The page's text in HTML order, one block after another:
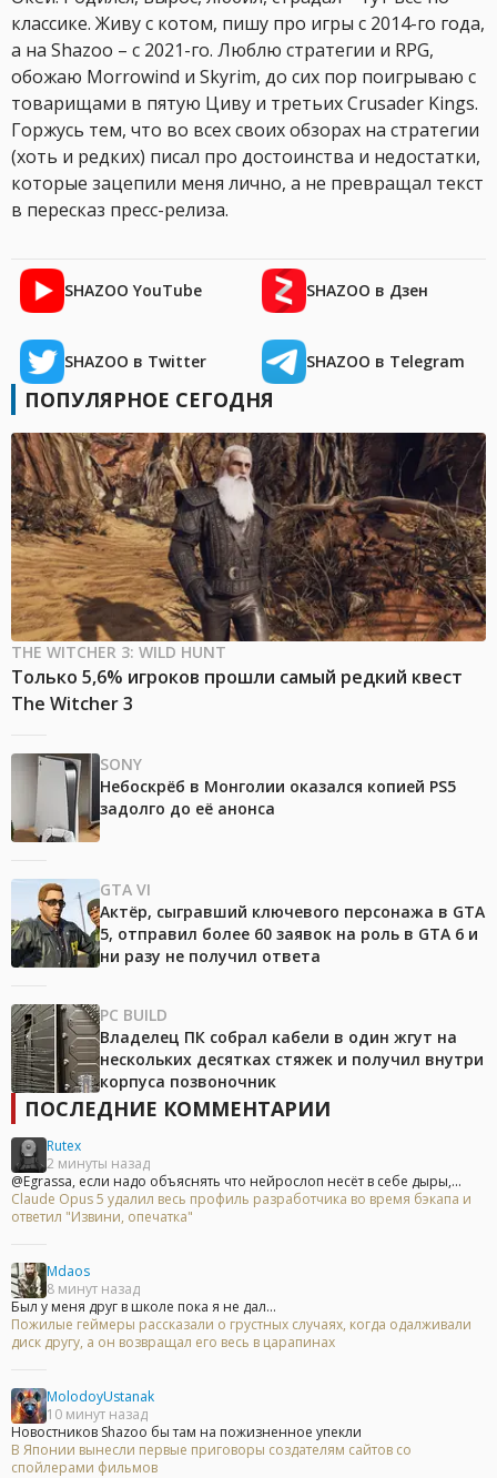
классике. Живу с котом, пишу про игры с 2014-го года,
а на Shazoo – с 2021-го. Люблю стратегии и RPG,
обожаю Morrowind и Skyrim, до сих пор поигрываю с
товарищами в пятую Циву и третьих Crusader Kings.
Горжусь тем, что во всех своих обзорах на стратегии
(хоть и редких) писал про достоинства и недостатки,
которые зацепили меня лично, а не превращал текст
в пересказ пресс-релиза.
SHAZOO YouTube SHAZOO в Дзен
SHAZOO в Twitter SHAZOO в Telegram
ПОПУЛЯРНОЕ СЕГОДНЯ
THE WITCHER 3: WILD HUNT
Только 5,6% игроков прошли самый редкий квест
The Witcher 3
SONY
Небоскрёб в Монголии оказался копией PS5
задолго до её анонса
GTA VI
Актёр, сыгравший ключевого персонажа в GTA
5, отправил более 60 заявок на роль в GTA 6 и
ни разу не получил ответа
PC BUILD
Владелец ПК собрал кабели в один жгут на
нескольких десятках стяжек и получил внутри
корпуса позвоночник
ПОСЛЕДНИЕ КОММЕНТАРИИ
Rutex
2 минуты назад
@Egrassa, если надо объяснять что нейрослоп несёт в себе дыры,...
Claude Opus 5 удалил весь профиль разработчика во время бэкапа и
ответил "Извини, опечатка"
Mdaos
8 минут назад
Был у меня друг в школе пока я не дал...
Пожилые геймеры рассказали о грустных случаях, когда одалживали
диск другу, а он возвращал его весь в царапинах
MolodoyUstanak
10 минут назад
Новостников Shazoo бы там на пожизненное упекли
В Японии вынесли первые приговоры создателям сайтов со
спойлерами фильмов